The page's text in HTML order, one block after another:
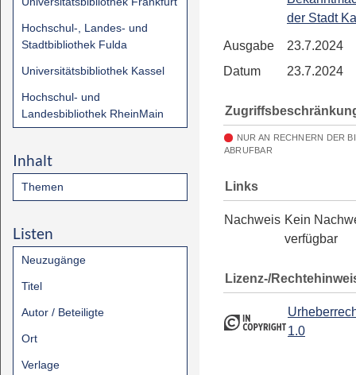
Hochschul-, Landes- und
Stadtbibliothek Fulda
Universitätsbibliothek Kassel
Hochschul- und
Landesbibliothek RheinMain
Inhalt
Themen
Listen
Neuzugänge
Titel
Autor / Beteiligte
Ort
Verlage
der Stadt
Ausgabe
23.7.2024
Datum
23.7.2024
NUR AN RECHNERN DER
ABRUFBAR
Links
Nachweis Kein
verfügbar
Lizenz-/
1.0